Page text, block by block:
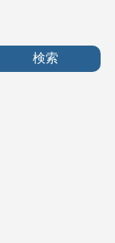
検索